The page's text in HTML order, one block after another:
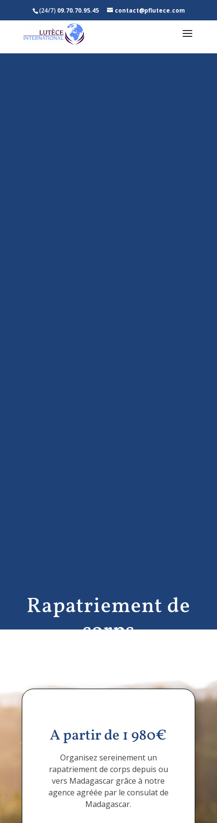
(24/7) 09.70.70.95.45 contact@pflutece.com
Rapatriement de
corps
A partir de 1 980€
Organisez sereinement un
rapatriement de corps depuis ou
vers Madagascar grâce à notre
agence agréée par le consulat de
Madagascar.